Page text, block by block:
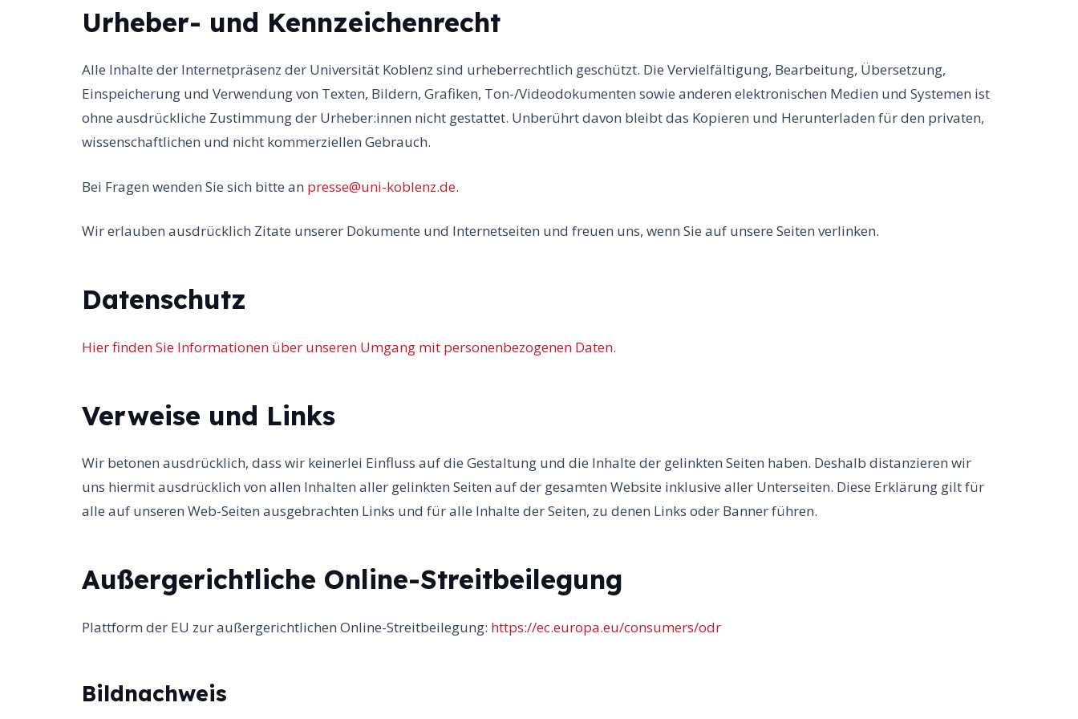
Urheber- und Kennzeichenrecht
Alle Inhalte der Internetpräsenz der Universität Koblenz sind urheberrechtlich geschützt. Die Vervielfältigung, Bearbeitung, Übersetzung,
Einspeicherung und Verwendung von Texten, Bildern, Grafiken, Ton-/Videodokumenten sowie anderen elektronischen Medien und Systemen ist
ohne ausdrückliche Zustimmung der Urheber:innen nicht gestattet. Unberührt davon bleibt das Kopieren und Herunterladen für den privaten,
wissenschaftlichen und nicht kommerziellen Gebrauch.
Bei Fragen wenden Sie sich bitte an presse@uni-koblenz.de.
Wir erlauben ausdrücklich Zitate unserer Dokumente und Internetseiten und freuen uns, wenn Sie auf unsere Seiten verlinken.
Datenschutz
Hier finden Sie Informationen über unseren Umgang mit personenbezogenen Daten.
Verweise und Links
Wir betonen ausdrücklich, dass wir keinerlei Einfluss auf die Gestaltung und die Inhalte der gelinkten Seiten haben. Deshalb distanzieren wir
uns hiermit ausdrücklich von allen Inhalten aller gelinkten Seiten auf der gesamten Website inklusive aller Unterseiten. Diese Erklärung gilt für
alle auf unseren Web-Seiten ausgebrachten Links und für alle Inhalte der Seiten, zu denen Links oder Banner führen.
Außergerichtliche Online-Streitbeilegung
Plattform der EU zur außergerichtlichen Online-Streitbeilegung: https://ec.europa.eu/consumers/odr
Bildnachweis